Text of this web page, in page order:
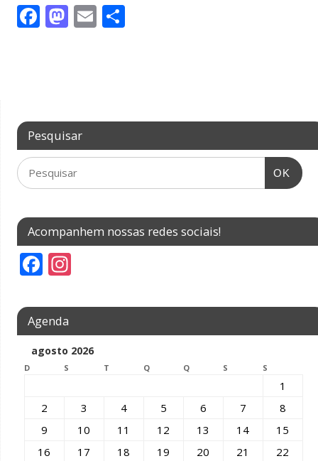
Facebook
Mastodon
Email
Pesquisar
OK
Acompanhem nossas redes sociais!
F
e
b
o
k
In
a
gr
a
Agenda
agosto 2026
D S T Q Q S S
1
2
3 4 5 6 7
8
9
10 11 12 13 14
15
16
17 18 19 20 21
22